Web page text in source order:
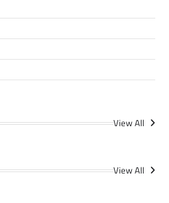
View All
View All